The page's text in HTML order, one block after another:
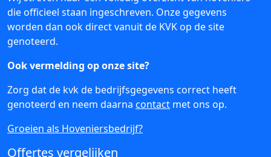
die officieel staan ingeschreven. Onze gegevens
worden dan ook direct vanuit de KVK op de site
genoteerd.
Ook vermelding op onze site?
Zorg dat de kvk de bedrijfsgegevens correct heeft
genoteerd en neem daarna contact met ons op.
Groeien als Hoveniersbedrijf?
Offertes vergelijken